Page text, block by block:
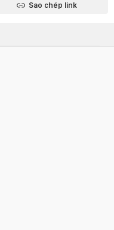
Sao chép link